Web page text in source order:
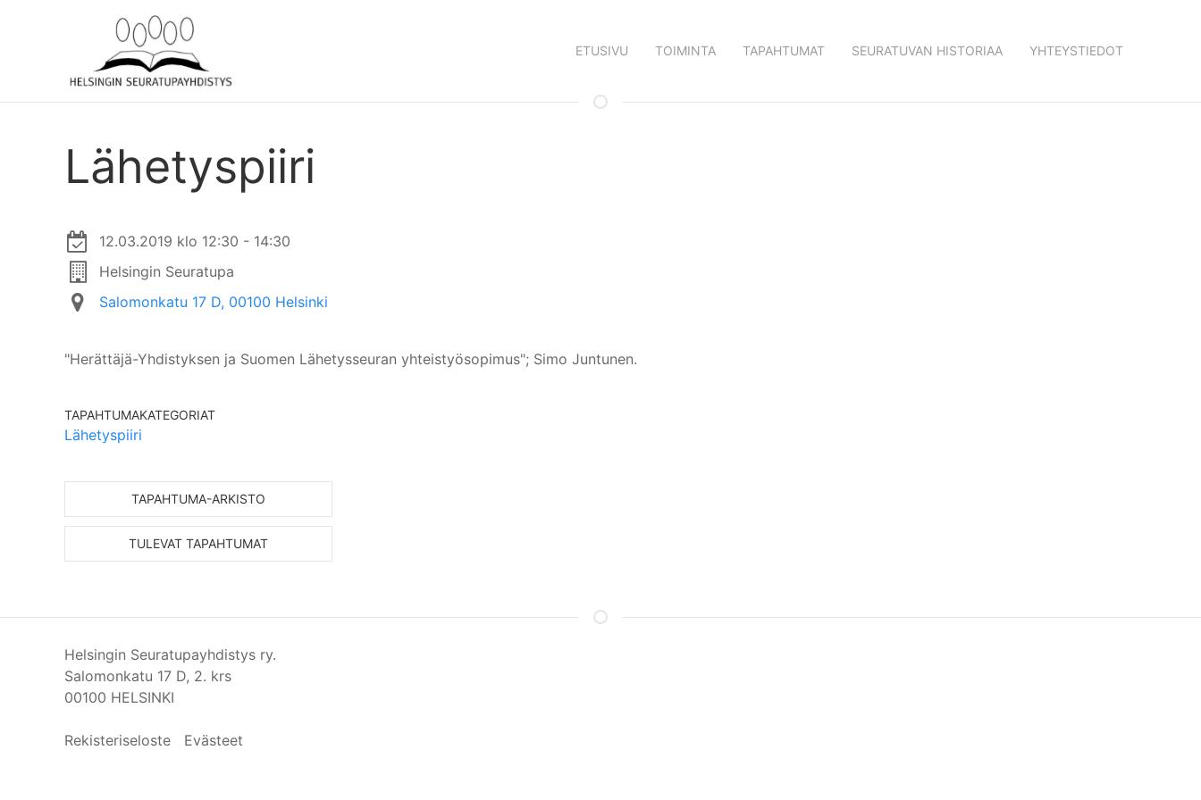
ETUSIVU TOIMINTA TAPAHTUMAT SEURATUVAN HISTORIAA YHTEYSTIEDOT
Lähetyspiiri
12.03.2019 klo 12:30 - 14:30
Helsingin Seuratupa
Salomonkatu 17 D, 00100 Helsinki
"Herättäjä-Yhdistyksen ja Suomen Lähetysseuran yhteistyösopimus"; Simo Juntunen.
TAPAHTUMAKATEGORIAT
Lähetyspiiri
TAPAHTUMA-ARKISTO
TULEVAT TAPAHTUMAT
Helsingin Seuratupayhdistys ry.
Salomonkatu 17 D, 2. krs
00100 HELSINKI
Rekisteriseloste Evästeet